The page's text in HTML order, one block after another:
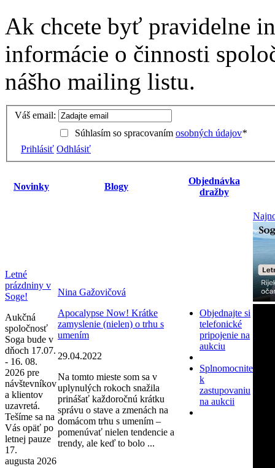
Ak chcete byť pravidelne
informácie o činnosti
nášho mailing listu.
Váš email:
Súhlasím so spracovaním osobných údajov*
Prihlásiť Odhlásiť
Novinky Blogy
Objednávka
dražby
Letné
prázdniny v
Soge!
Aukčná
spoločnosť
Soga bude v
dňoch 17.07.
- 16. 08.
2026 pre
návštevníkov
a klientov
uzavretá.
Tešíme sa na
Vás opäť po
letnej pauze
17.
augusta 2026
Nina Gažovičová
Apocalypse Now! Krátke
zamyslenie (nielen) o trhu s
umením
29.04.2022
Na tomto mieste som sa v
uplynulých rokoch snažila
prinášať každoročnú krátku
správu o stave a zmenách na
domácom trhu s umením –
pomenúvať nielen tendencie a
trendy, ale keď to bolo ...
Objednajte si
telefonické
pripojenie na
aukciu
Splnomocnite
k
zastupovaniu
na aukcii